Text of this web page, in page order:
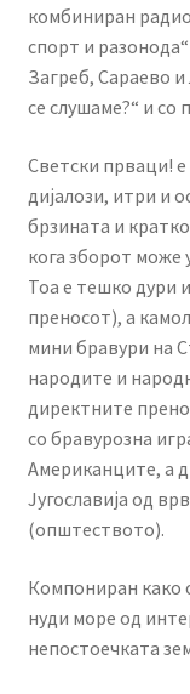
комбиниран
спорт и
Загреб, Сараево
се слушаме?“ и со
Светски прваци!
дијалози, итри и
брзината и
кога зборот може
Тоа е тешко дури
преносот), а
мини бравури на
народите и
директните
со бравурозна
Американците, а
Југославија од
(општеството).
Компониран како
нуди море од
непостоечката